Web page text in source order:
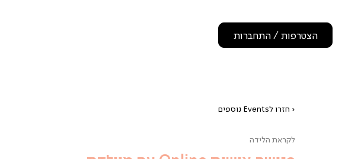
הצטרפות / התחברות
‹ חזרו לEvents נוספים
לקראת הלידה